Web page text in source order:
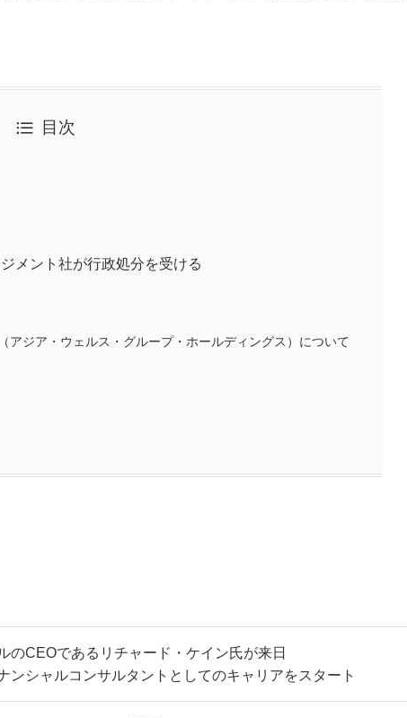
目次
メント社が行政処分を受ける
アジア・ウェルス・グループ・ホールディングス）について
のCEOであるリチャード・ケイン氏が来日
ンシャルコンサルタントとしてのキャリアをスタート